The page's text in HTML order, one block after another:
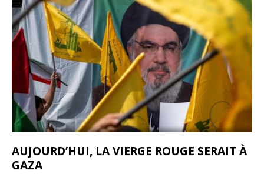
AUJOURD’HUI, LA VIERGE ROUGE SERAIT À
GAZA